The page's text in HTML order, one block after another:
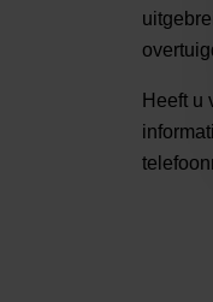
Heeft u